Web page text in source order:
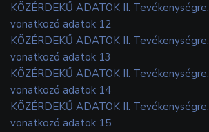
KÖZÉRDEKŰ ADATOK II.
vonatkozó adatok 12
KÖZÉRDEKŰ ADATOK II.
vonatkozó adatok 13
KÖZÉRDEKŰ ADATOK II.
vonatkozó adatok 14
KÖZÉRDEKŰ ADATOK II.
vonatkozó adatok 15